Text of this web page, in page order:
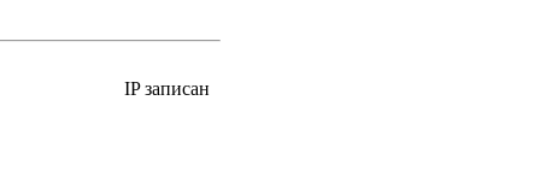
IP записан